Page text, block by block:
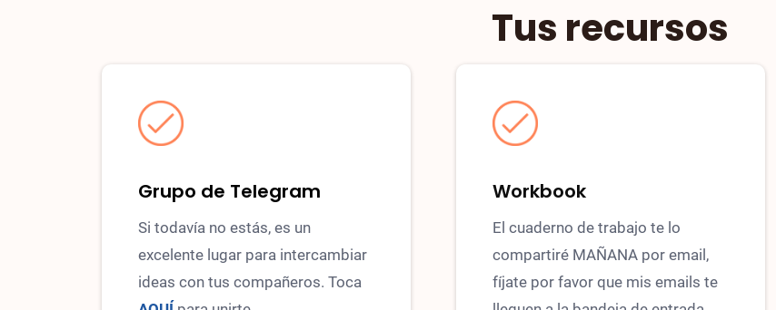
Tus recursos
Grupo de Telegram
Si todavía no estás, es un
excelente lugar para intercambiar
ideas con tus compañeros. Toca
Workbook
El cuaderno de trabajo te lo
compartiré MAÑANA por email,
fíjate por favor que mis emails te